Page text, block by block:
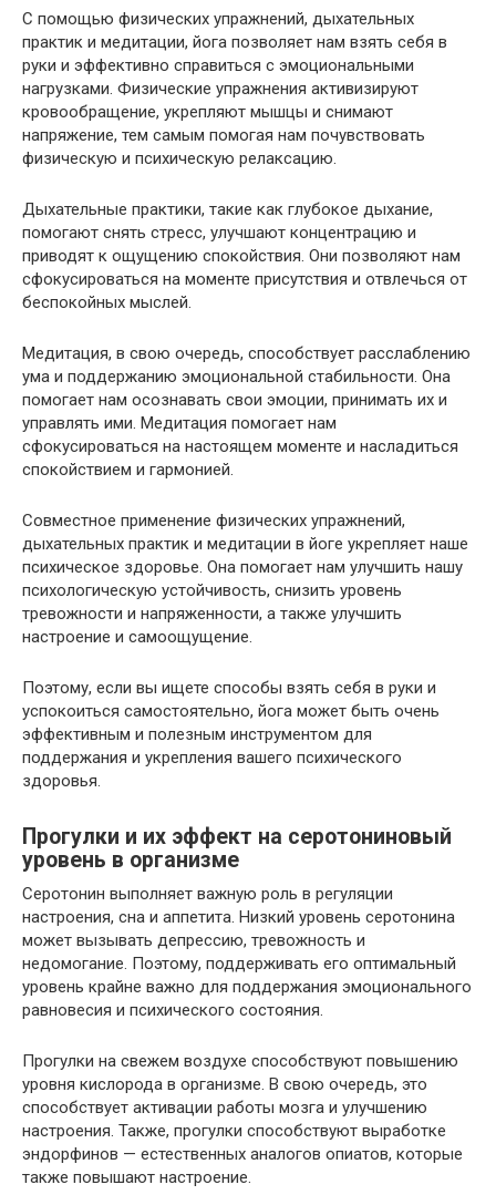
С помощью физических упражнений, дыхательных
практик и медитации, йога позволяет нам взять себя в
руки и эффективно справиться с эмоциональными
нагрузками. Физические упражнения активизируют
кровообращение, укрепляют мышцы и снимают
напряжение, тем самым помогая нам почувствовать
физическую и психическую релаксацию.
Дыхательные практики, такие как глубокое дыхание,
помогают снять стресс, улучшают концентрацию и
приводят к ощущению спокойствия. Они позволяют нам
сфокусироваться на моменте присутствия и отвлечься от
беспокойных мыслей.
Медитация, в свою очередь, способствует расслаблению
ума и поддержанию эмоциональной стабильности. Она
помогает нам осознавать свои эмоции, принимать их и
управлять ими. Медитация помогает нам
сфокусироваться на настоящем моменте и насладиться
спокойствием и гармонией.
Совместное применение физических упражнений,
дыхательных практик и медитации в йоге укрепляет наше
психическое здоровье. Она помогает нам улучшить нашу
психологическую устойчивость, снизить уровень
тревожности и напряженности, а также улучшить
настроение и самоощущение.
Поэтому, если вы ищете способы взять себя в руки и
успокоиться самостоятельно, йога может быть очень
эффективным и полезным инструментом для
поддержания и укрепления вашего психического
здоровья.
Прогулки и их эффект на серотониновый
уровень в организме
Серотонин выполняет важную роль в регуляции
настроения, сна и аппетита. Низкий уровень серотонина
может вызывать депрессию, тревожность и
недомогание. Поэтому, поддерживать его оптимальный
уровень крайне важно для поддержания эмоционального
равновесия и психического состояния.
Прогулки на свежем воздухе способствуют повышению
уровня кислорода в организме. В свою очередь, это
способствует активации работы мозга и улучшению
настроения. Также, прогулки способствуют выработке
эндорфинов — естественных аналогов опиатов, которые
также повышают настроение.